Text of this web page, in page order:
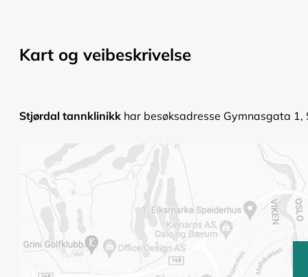
Kart og veibeskrivelse
Stjørdal tannklinikk har besøksadresse Gymnasgata